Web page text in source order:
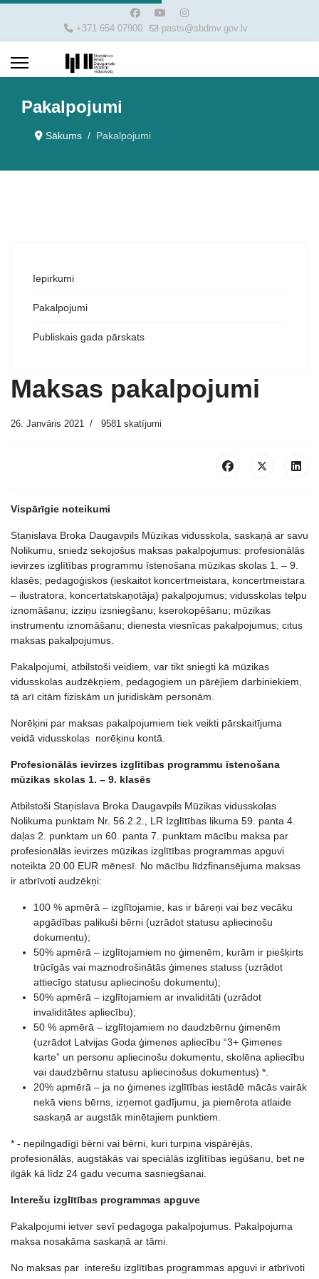
+371 654 07900 pasts@sbdmv.gov.lv
Pakalpojumi
Sākums Pakalpojumi
Iepirkumi
Pakalpojumi
Publiskais gada pārskats
Maksas pakalpojumi
26. Janvāris 2021 9581 skatījumi
Vispārīgie noteikumi
Staņislava Broka Daugavpils Mūzikas vidusskola, saskaņā ar savu
Nolikumu, sniedz sekojošus maksas pakalpojumus: profesionālās
ievirzes izglītības programmu īstenošana mūzikas skolas 1. – 9.
klasēs; pedagoģiskos (ieskaitot koncertmeistara, koncertmeistara
– ilustratora, koncertatskaņotāja) pakalpojumus; vidusskolas telpu
iznomāšanu; izziņu izsniegšanu; kserokopēšanu; mūzikas
instrumentu iznomāšanu; dienesta viesnīcas pakalpojumus; citus
maksas pakalpojumus.
Pakalpojumi, atbilstoši veidiem, var tikt sniegti kā mūzikas
vidusskolas audzēkņiem, pedagogiem un pārējiem darbiniekiem,
tā arī citām fiziskām un juridiskām personām.
Norēķini par maksas pakalpojumiem tiek veikti pārskaitījuma
veidā vidusskolas norēķinu kontā.
Profesionālās ievirzes izglītības programmu īstenošana
mūzikas skolas 1. – 9. klasēs
Atbilstoši Staņislava Broka Daugavpils Mūzikas vidusskolas
Nolikuma punktam Nr. 56.2.2., LR Izglītības likuma 59. panta 4.
daļas 2. punktam un 60. panta 7. punktam mācību maksa par
profesionālās ievirzes mūzikas izglītības programmas apguvi
noteikta 20.00 EUR mēnesī. No mācību līdzfinansējuma maksas
ir atbrīvoti audzēkņi:
100 % apmērā – izglītojamie, kas ir bāreņi vai bez vecāku
apgādības palikuši bērni (uzrādot statusu apliecinošu
dokumentu);
50% apmērā – izglītojamiem no ģimenēm, kurām ir piešķirts
trūcīgās vai maznodrošinātās ģimenes statuss (uzrādot
attiecīgo statusu apliecinošu dokumentu);
50% apmērā – izglītojamiem ar invaliditāti (uzrādot
invaliditātes apliecību);
50 % apmērā – izglītojamiem no daudzbērnu ģimenēm
(uzrādot Latvijas Goda ģimenes apliecību “3+ Ģimenes
karte” un personu apliecinošu dokumentu, skolēna apliecību
vai daudzbērnu statusu apliecinošus dokumentus) *.
20% apmērā – ja no ģimenes izglītības iestādē mācās vairāk
nekā viens bērns, izņemot gadījumu, ja piemērota atlaide
saskaņā ar augstāk minētajiem punktiem.
* - nepilngadīgi bērni vai bērni, kuri turpina vispārējās,
profesionālās, augstākās vai speciālās izglītības iegūšanu, bet ne
ilgāk kā līdz 24 gadu vecuma sasniegšanai.
Interešu izglītības programmas apguve
Pakalpojumi ietver sevī pedagoga pakalpojumus. Pakalpojuma
maksa nosakāma saskaņā ar tāmi.
No maksas par interešu izglītības programmas apguvi ir atbrīvoti